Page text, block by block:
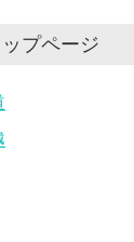
プページ